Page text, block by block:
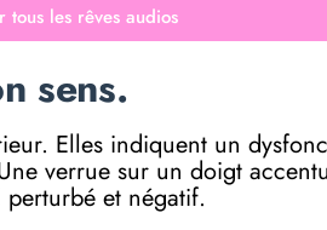
tous les rêves audios
sens.
Elles indiquent un
verrue sur un doigt
et négatif.